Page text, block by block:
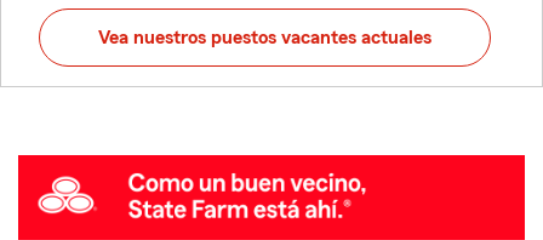
Vea nuestros puestos vacantes actuales